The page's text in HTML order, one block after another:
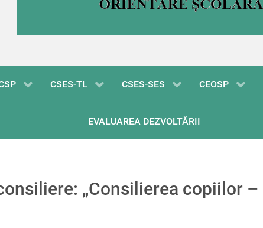
CSES-TL CSES-SES CEOSP
EVALUAREA DEZVOLTĂRII
„Consilierea copiilor –